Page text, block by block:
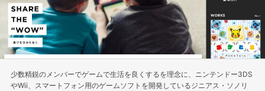
少数精鋭のメンバーでゲームで生活を良くするを理念に、ニンテンドー3DS
やWii、スマートフォン用のゲームソフトを開発しているジニアス・ソノリ